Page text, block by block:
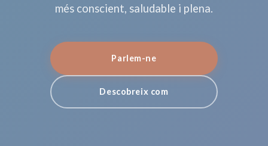
més conscient, saludable i plena.
Parlem-ne
Descobreix com